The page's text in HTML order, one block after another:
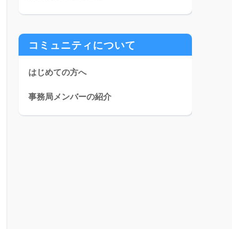
コミュニティについて
はじめての方へ
事務局メンバーの紹介